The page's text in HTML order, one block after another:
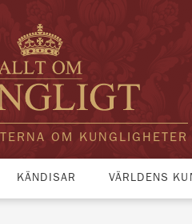
OM KUNGLIGHETER
KÄNDISAR VÄRLDENS